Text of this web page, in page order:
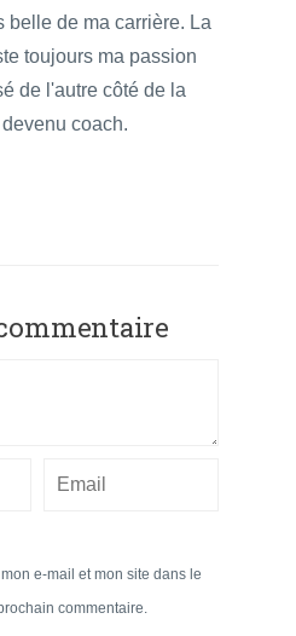
belle de ma carrière. La
toujours ma passion
de l'autre côté de la
coach.
e-mail et mon site dans le
commentaire.